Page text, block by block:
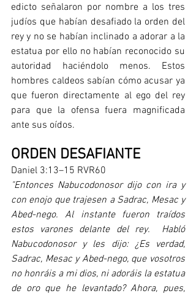
edicto señalaron por nombre a los tres
judíos que habían desafiado la orden del
rey y no se habían inclinado a adorar a la
estatua por ello no habían reconocido su
autoridad haciéndolo menos. Estos
hombres caldeos sabían cómo acusar ya
que fueron directamente al ego del rey
para que la ofensa fuera magnificada
ante sus oídos.
ORDEN DESAFIANTE
Daniel 3:13–15 RVR60
"Entonces Nabucodonosor dijo con ira y
con enojo que trajesen a Sadrac, Mesac y
Abed-nego. Al instante fueron traídos
estos varones delante del rey.  Habló
Nabucodonosor y les dijo: ¿Es verdad,
Sadrac, Mesac y Abed-nego, que vosotros
no honráis a mi dios, ni adoráis la estatua
de oro que he levantado? Ahora, pues,